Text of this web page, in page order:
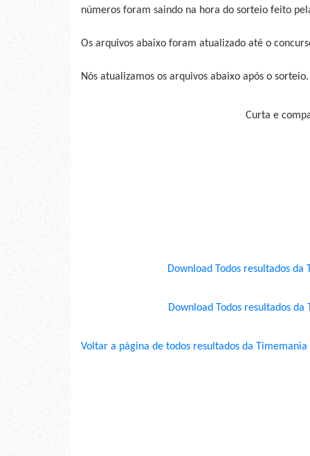
números foram saindo na hora do sorteio feito
Os arquivos abaixo foram atualizado até o
Nós atualizamos os arquivos abaixo após o sorteio.
Curta e
Download Todos resultados
Download Todos resultados
Voltar a página de todos resultados da Timemania